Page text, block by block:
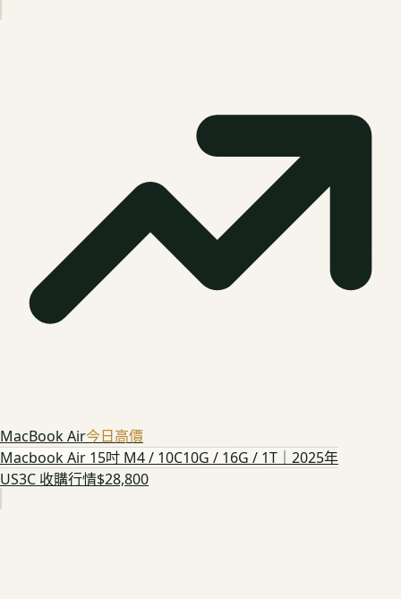
MacBook Air今日高價
Macbook Air 15吋 M4 / 10C10G / 16G / 1T｜2025年
US3C 收購行情$28,800